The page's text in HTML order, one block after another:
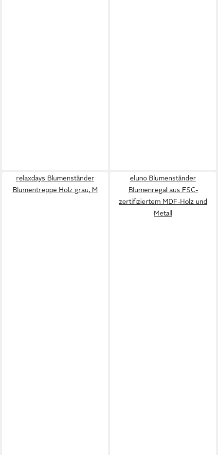
relaxdays Blumenständer
Blumentreppe Holz grau, M
eluno Blumenständer
Blumenregal aus FSC-
zertifiziertem MDF-Holz und
Metall